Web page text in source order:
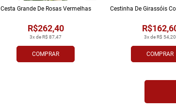
COMPRAR
3x de R$ 87,47
R$262,40
Cesta Grande De Rosas Vermelhas
COMPRAR
3x de R$ 54,20
Cestinha De Girassóis